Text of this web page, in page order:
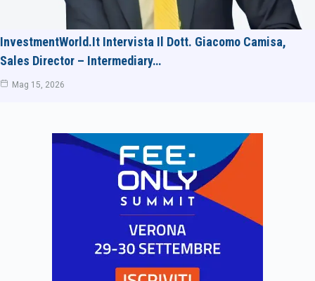
InvestmentWorld.it Intervista Il Dott. Giacomo Camisa,
Sales Director – Intermediary…
Mag 15, 2026